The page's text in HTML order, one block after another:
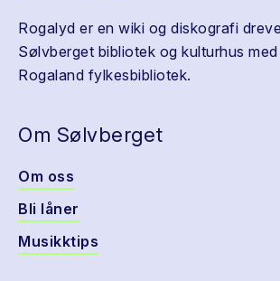
Rogalyd er en wiki og diskografi
Sølvberget bibliotek og kulturhus
Rogaland fylkesbibliotek.
Om Sølvberget
Om oss
Bli låner
Musikktips